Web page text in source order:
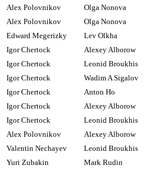
Alex Polovnikov
Olga Nonova
Alex Polovnikov
Olga Nonova
Edward Megerizky
Lev Olkha
Igor Chertock
Alexey Alborow
Igor Chertock
Leonid Broukhis
Igor Chertock
Wadim A Sigalov
Igor Chertock
Anton Ho
Igor Chertock
Alexey Alborow
Igor Chertock
Leonid Broukhis
Alex Polovnikov
Alexey Alborow
Valentin Nechayev
Leonid Broukhis
Yuri Zubakin
Mark Rudin